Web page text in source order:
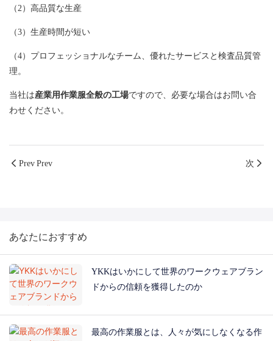
（2）高品質な生産
（3）生産時間が短い
（4）プロフェッショナルなチーム、優れたサービスと検査品質管
理。
当社は産業用作業服全般の工場ですので、必要な場合はお問い合
わせください。
Prev Prev 次
あなたにおすすめ
YKKはいかにして世界のワークウェアブラン
ドからの信頼を獲得したのか
最高の作業服とは、人々が気にしなくなる作